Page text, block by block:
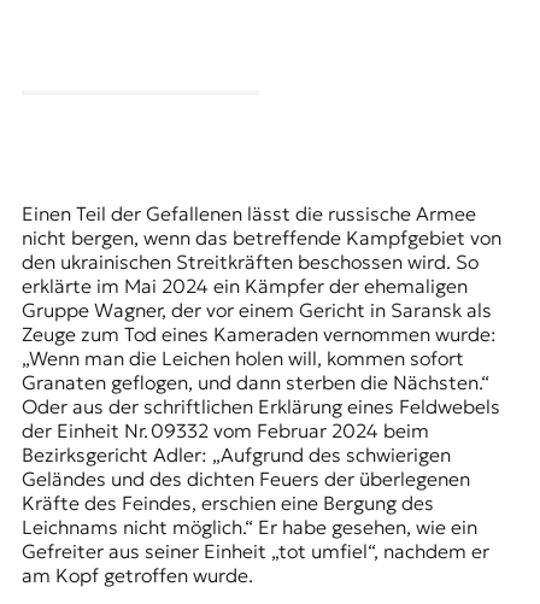
Einen Teil der Gefallenen lässt die russische Armee
nicht bergen, wenn das betreffende Kampfgebiet von
den ukrainischen Streitkräften beschossen wird. So
erklärte im Mai 2024 ein Kämpfer der ehemaligen
Gruppe Wagner, der vor einem Gericht in Saransk als
Zeuge zum Tod eines Kameraden vernommen wurde:
„Wenn man die Leichen holen will, kommen sofort
Granaten geflogen, und dann sterben die Nächsten.“
Oder aus der schriftlichen Erklärung eines Feldwebels
der Einheit Nr. 09332 vom Februar 2024 beim
Bezirksgericht Adler: „Aufgrund des schwierigen
Geländes und des dichten Feuers der überlegenen
Kräfte des Feindes, erschien eine Bergung des
Leichnams nicht möglich.“ Er habe gesehen, wie ein
Gefreiter aus seiner Einheit „tot umfiel“, nachdem er
am Kopf getroffen wurde.